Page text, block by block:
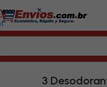
/Aseo y Cuidado Personal
3